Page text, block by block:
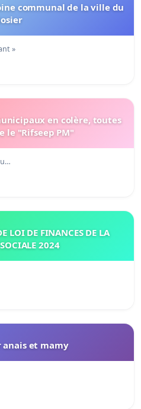
communal de la ville du
»
en colère, toutes
le "Rifseep PM"
LOI DE FINANCES DE LA
2024
anais et mamy